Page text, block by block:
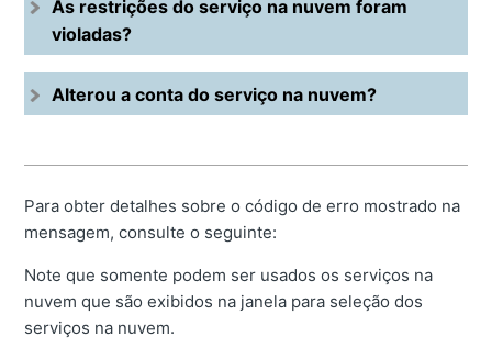
As restrições do serviço na nuvem foram
violadas?
Alterou a conta do serviço na nuvem?
Para obter detalhes sobre o código de erro mostrado na
mensagem, consulte o seguinte:
Note que somente podem ser usados os serviços na
nuvem que são exibidos na janela para seleção dos
serviços na nuvem.